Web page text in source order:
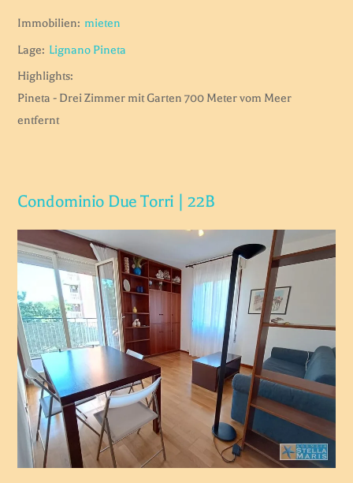
Immobilien: mieten
Lage: Lignano Pineta
Highlights:
Pineta - Drei Zimmer mit Garten 700 Meter vom Meer
entfernt
Condominio Due Torri | 22B